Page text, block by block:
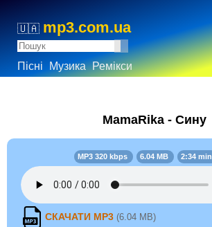
🇺🇦 mp3.com.ua
Пісні Музика Ремікси
MamaRika - Сину
MP3 320 kbps 6.04 MB 2:34 min
СКАЧАТИ MP3 (6.04 MB)